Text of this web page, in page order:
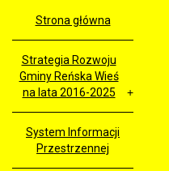
Strona główna
Strategia Rozwoju
Gminy Reńska Wieś
na lata 2016-2025
System Informacji
Przestrzennej